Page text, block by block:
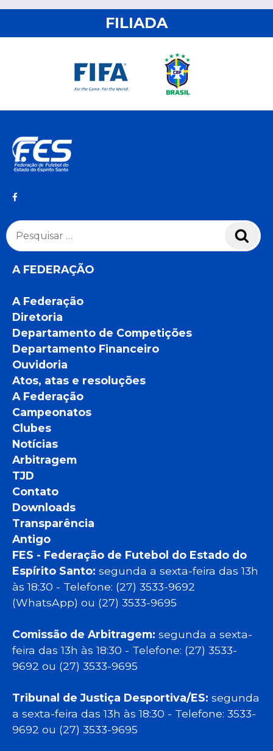
FILIADA
Pesquisar
por:
A FEDERAÇÃO
A Federação
Diretoria
Departamento de Competições
Departamento Financeiro
Ouvidoria
Atos, atas e resoluções
A Federação
Campeonatos
Clubes
Notícias
Arbitragem
TJD
Contato
Downloads
Transparência
Antigo
FES - Federação de Futebol do Estado do
Espírito Santo: segunda a sexta-feira das 13h
às 18:30 - Telefone: (27) 3533-9692
(WhatsApp) ou (27) 3533-9695
Comissão de Arbitragem: segunda a sexta-
feira das 13h às 18:30 - Telefone: (27) 3533-
9692 ou (27) 3533-9695
Tribunal de Justiça Desportiva/ES: segunda
a sexta-feira das 13h às 18:30 - Telefone: 3533-
9692 ou (27) 3533-9695